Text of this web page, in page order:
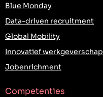
Blue Monday
Data-driven recruitment
Global Mobility
Innovatief werkgeverschap
Jobenrichment
Competenties